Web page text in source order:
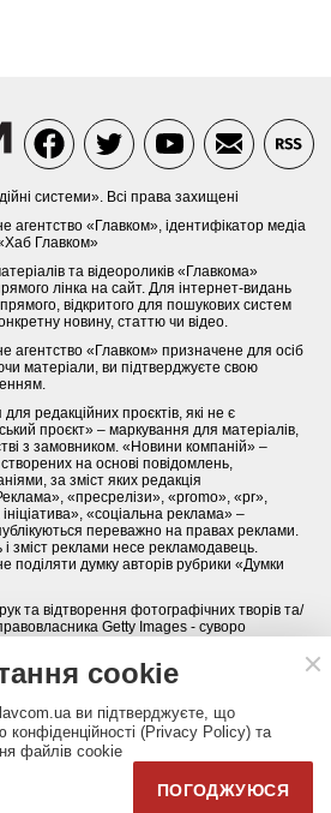
системи». Всі права захищені
агентство «Главком», ідентифікатор медіа
Главком»
та відеороликів «Главкома»
лінка на сайт. Для інтернет-видань
відкритого для пошукових систем
новину, статтю чи відео.
агентство «Главком» призначене для осіб
матеріали, ви підтверджуєте свою
редакційних проєктів, які не є
проєкт» – маркування для матеріалів,
з замовником. «Новини компаній» –
на основі повідомлень,
за зміст яких редакція
«пресрелізи», «promo», «pr»,
«соціальна реклама» –
переважно на правах реклами.
і зміст реклами несе рекламодавець.
поділяти думку авторів рубрики «Думки
та відтворення фотографічних творів та/
Getty Images - суворо
Policy). Правила сайту
АРХІВ
,opendatabot.ua
cookie
ви підтверджуєте, що
конфіденційності (Privacy Policy) та
файлів cookie
ПОГОДЖУЮСЯ